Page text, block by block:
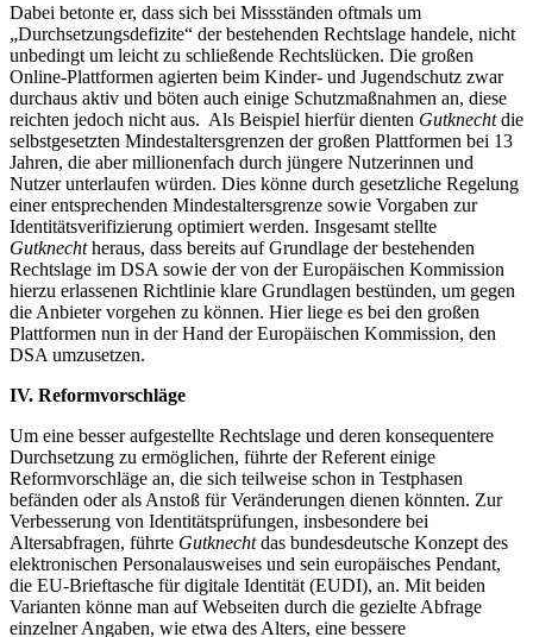
Dabei betonte er, dass sich bei Missständen oftmals um
„Durchsetzungsdefizite“ der bestehenden Rechtslage handele, nicht
unbedingt um leicht zu schließende Rechtslücken. Die großen
Online-Plattformen agierten beim Kinder- und Jugendschutz zwar
durchaus aktiv und böten auch einige Schutzmaßnahmen an, diese
reichten jedoch nicht aus. Als Beispiel hierfür dienten Gutknechtdie
selbstgesetzten Mindestaltersgrenzen der großen Plattformen bei 13
Jahren, die aber millionenfach durch jüngere Nutzerinnen und
Nutzer unterlaufen würden. Dies könne durch gesetzliche Regelung
einer entsprechenden Mindestaltersgrenze sowie Vorgaben zur
Identitätsverifizierung optimiert werden. Insgesamt stellte
Gutknechtheraus, dass bereits auf Grundlage der bestehenden
Rechtslage im DSA sowie der von der Europäischen Kommission
hierzu erlassenen Richtlinie klare Grundlagen bestünden, um gegen
die Anbieter vorgehen zu können. Hier liege es bei den großen
Plattformen nun in der Hand der Europäischen Kommission, den
DSA umzusetzen.
IV. Reformvorschläge
Um eine besser aufgestellte Rechtslage und deren konsequentere
Durchsetzung zu ermöglichen, führte der Referent einige
Reformvorschläge an, die sich teilweise schon in Testphasen
befänden oder als Anstoß für Veränderungen dienen könnten. Zur
Verbesserung von Identitätsprüfungen, insbesondere bei
Altersabfragen, führte Gutknechtdas bundesdeutsche Konzept des
elektronischen Personalausweises und sein europäisches Pendant,
die EU-Brieftasche für digitale Identität (EUDI), an. Mit beiden
Varianten könne man auf Webseiten durch die gezielte Abfrage
einzelner Angaben, wie etwa des Alters, eine bessere